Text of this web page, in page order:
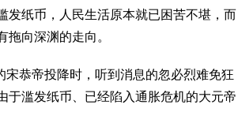
发纸币，人民生活原本就已困苦不堪，而
向深渊的走向。
恭帝投降时，听到消息的忽必烈难免狂
于滥发纸币、已经陷入通胀危机的大元帝